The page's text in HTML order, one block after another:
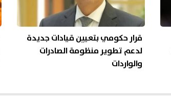
قرار حكومي بتعيين قيادات جديدة
لدعم تطوير منظومة الصادرات
والواردات